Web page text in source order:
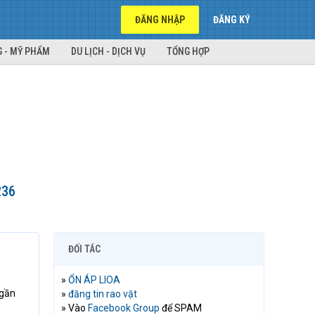
ĐĂNG NHẬP ĐĂNG KÝ
- MỸ PHẨM DU LỊCH - DỊCH VỤ TỔNG HỢP
ĐỐI TÁC
» ỔN ÁP LIOA
» đăng tin rao vặt
» Vào Facebook Group để SPAM